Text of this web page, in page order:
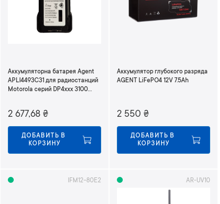
Аккумуляторна батарея Agent
APLI4493C31 для радиостанций
Motorola серий DP4xxx 3100
2 677,68 ₴
ДОБАВИТЬ В
КОРЗИНУ
Аккумулятор глубокого разряда
AGENT LiFePO4 12V 7.5Ah
2 550 ₴
ДОБАВИТЬ В
КОРЗИНУ
IFM12-80E2 AR-UV10